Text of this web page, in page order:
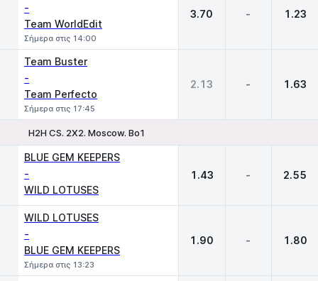
-
Team WorldEdit
Σήμερα στις 14:00
3.70 - 1.23
Team Buster
-
Team Perfecto
Σήμερα στις 17:45
2.13 - 1.63
H2H CS. 2X2. Moscow. Bo1
BLUE GEM KEEPERS
-
WILD LOTUSES
1.43 - 2.55
WILD LOTUSES
-
BLUE GEM KEEPERS
Σήμερα στις 13:23
1.90 - 1.80